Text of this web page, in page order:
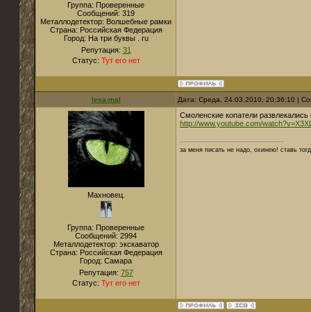
Группа: Проверенные
Сообщений: 319
Металлодетектор: Волшебные рамки
Страна: Российская Федерация
Город: На три буквы . ru
Репутация: 31
Статус: Тут его нет
lexa-mal Дата: Среда, 24.03.2010, 20:36:10 |
Махновец.
Группа: Проверенные
Сообщений: 2994
Металлодетектор: экскаватор
Страна: Российская Федерация
Город: Самара
Репутация: 757
Статус: Тут его нет
Смоленские копатели развлекались
http://www.youtube.com/
за меня писать не надо, охинею! ставь